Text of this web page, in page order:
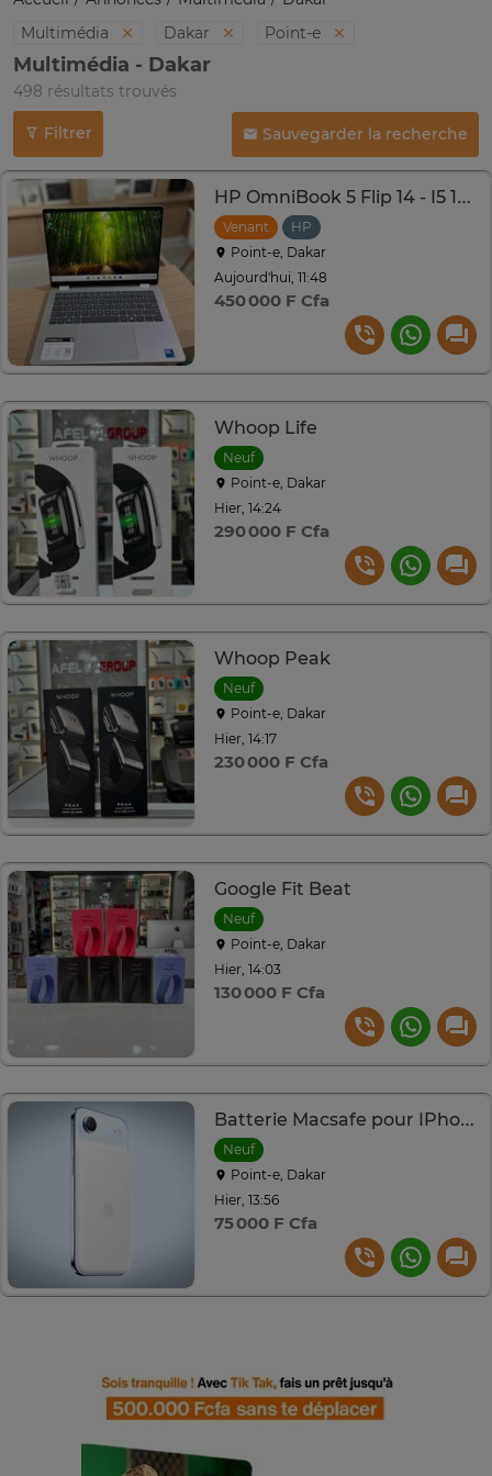
Multimédia
Dakar Point-e
Multimédia - Dakar
498 résultats trouvés
Filtrer Sauvegarder la recherche
HP OmniBook 5 Flip 14 - I5 12e Génération | 8GB RAM | 512
Venant
HP
Point-e, Dakar
Aujourd'hui, 11:48
450 000 F Cfa
Whoop Life
Neuf
Point-e, Dakar
Hier, 14:24
290 000 F Cfa
Whoop Peak
Neuf
Point-e, Dakar
Hier, 14:17
230 000 F Cfa
Google Fit Beat
Neuf
Point-e, Dakar
Hier, 14:03
130 000 F Cfa
Batterie Macsafe pour IPhone Air
Neuf
Point-e, Dakar
Hier, 13:56
75 000 F Cfa